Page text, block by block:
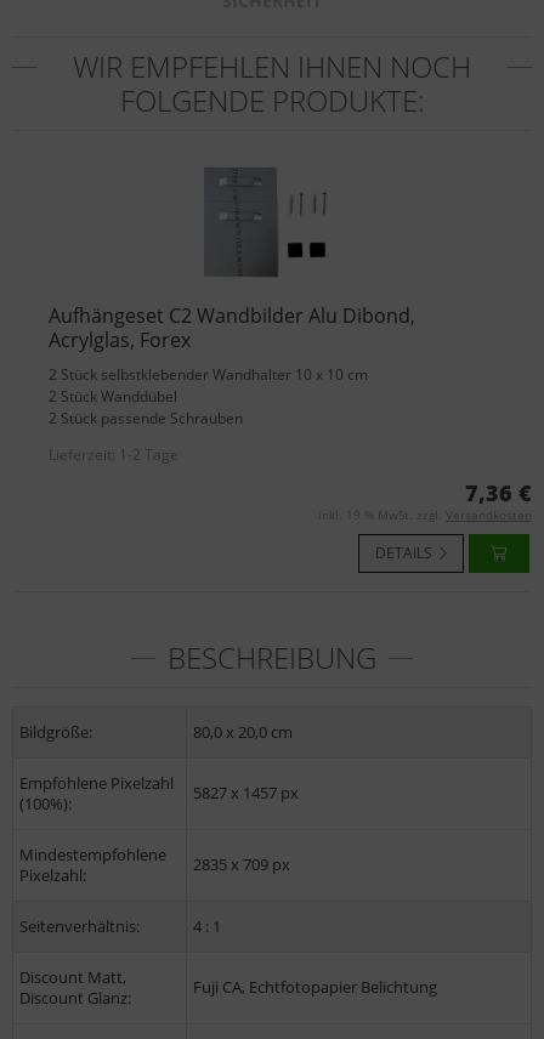
WIR EMPFEHLEN IHNEN NOCH
FOLGENDE PRODUKTE:
Aufhängeset C2 Wandbilder Alu Dibond,
Acrylglas, Forex
2 Stück selbstklebender Wandhalter 10 x 10 cm
2 Stück Wanddübel
2 Stück passende Schrauben
Lieferzeit: 1-2 Tage
7,36 €
inkl. 19 % MwSt. zzgl. Versandkosten
DETAILS
BESCHREIBUNG
Bildgröße: 80,0 x 20,0 cm
Empfohlene Pixelzahl
(100%):
5827 x 1457 px
Mindestempfohlene
Pixelzahl:
2835 x 709 px
Seitenverhältnis: 4 : 1
Discount Matt,
Discount Glanz:
Fuji CA, Echtfotopapier Belichtung